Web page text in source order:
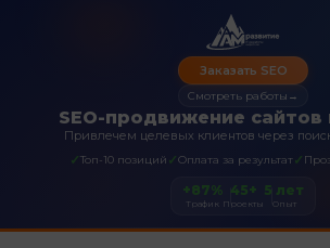
SEO-продвижение сайтов
Привлечем целевых клиентов через
✓Топ-10 позиций ✓Оплата за результат✓
Заказать SEO
Смотреть работы →
+87%
Трафик
45+
Проекты
5 лет
Опыт